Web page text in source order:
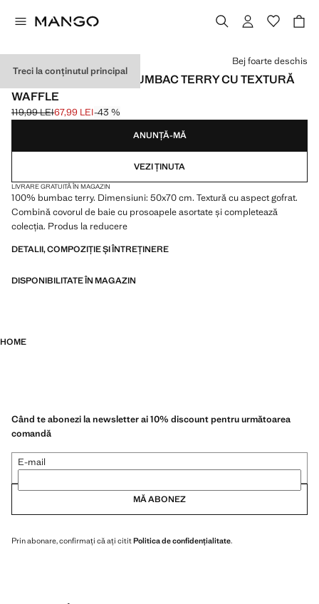
Treci la conținutul principal
COVOR DE BAIE DIN BUMBAC TERRY CU TEXTURĂ
WAFFLE
Preț inițial tăiat [119,99 LEI ]
119,99 LEI
Preț actual [67,99 LEI ]
67,99 LEI-43 %
Selectează o culoare
Bej foarte deschis
ANUNȚĂ-MĂ
VEZI ȚINUTA
LIVRARE GRATUITĂ ÎN MAGAZIN
100% bumbac terry. Dimensiuni: 50x70 cm. Textură cu aspect gofrat.
Combină covorul de baie cu prosoapele asortate și completează
colecția. Produs la reducere
DETALII, COMPOZIȚIE ȘI ÎNTREȚINERE
DISPONIBILITATE ÎN MAGAZIN
HOME
Când te abonezi la newsletter ai 10% discount pentru următoarea
comandă
E-mail
MĂ ABONEZ
Prin abonare, confirmați că ați cititPolitica de confidențialitate.